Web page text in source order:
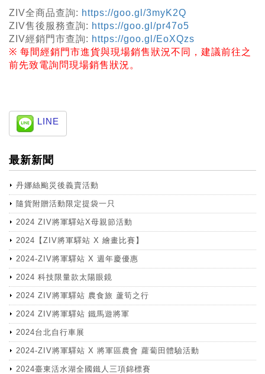
ZIV全商品查詢: https://goo.gl/3myK2Q
ZIV售後服務查詢: https://goo.gl/pr47o5
ZIV經銷門市查詢: https://goo.gl/EoXQzs
※ 每間經銷門市進貨與現場銷售狀況不同，建議前往之
前先致電詢問現場銷售狀況。
LINE
最新新聞
丹娜絲颱災後義賣活動
隨貨附贈活動限定提袋一只
2024 ZIV將軍驛站X母親節活動
2024【ZIV將軍驛站 X 繪畫比賽】
2024-ZIV將軍驛站 X 週年慶優惠
2024 科技限量款太陽眼鏡
2024 ZIV將軍驛站 農食旅 蘆筍之行
2024 ZIV將軍驛站 鐵馬遊將軍
2024台北自行車展
2024-ZIV將軍驛站 X 將軍區農會 蘿蔔田體驗活動
2024臺東活水湖全國鐵人三項錦標賽